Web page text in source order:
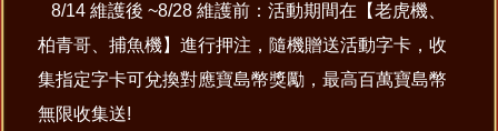
8/14 維護後 ~8/28 維護前：活動期間在【老虎機、
柏青哥、捕魚機】進行押注，隨機贈送活動字卡，收
集指定字卡可兌換對應寶島幣獎勵，最高百萬寶島幣
無限收集送!